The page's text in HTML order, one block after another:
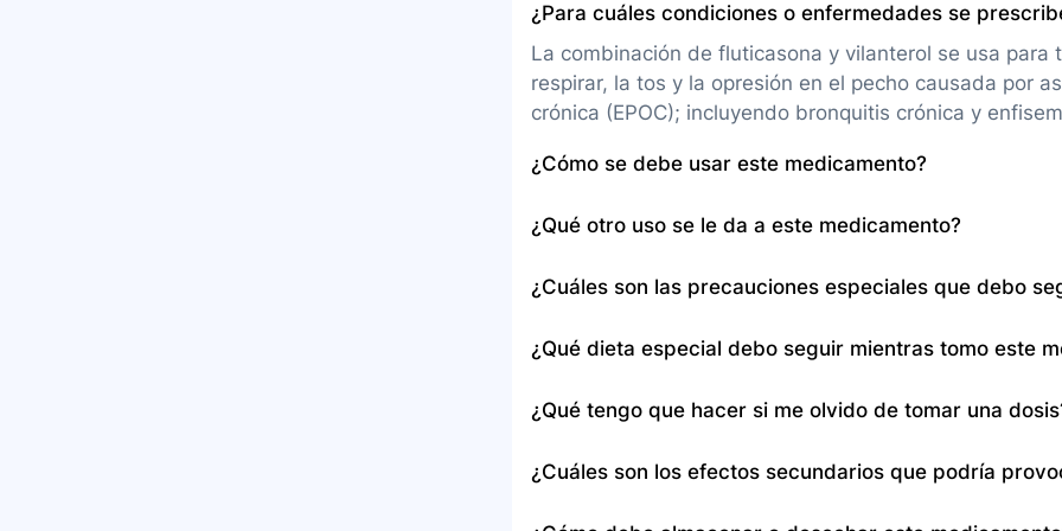
¿Para cuáles condiciones o enfermedades se
La combinación de fluticasona y vilanterol se usa
respirar, la tos y la opresión en el pecho causada por
crónica (EPOC); incluyendo bronquitis crónica y
¿Cómo se debe usar este medicamento?
repentinos de ahogo o sibilancias, para eso se debe
¿Qué otro uso se le da a este medicamento?
de asma y EPOC en la información proporcionada.
¿Cuáles son las precauciones especiales que debo
alta, diabetes, enfermedades del sistema inmune,
¿Qué dieta especial debo seguir mientras tomo este
vilanterol/fluticasona en la información proporcionada.
¿Qué tengo que hacer si me olvido de tomar una
en la información proporcionada. Por lo general, se
¿Cuáles son los efectos secundarios que podría